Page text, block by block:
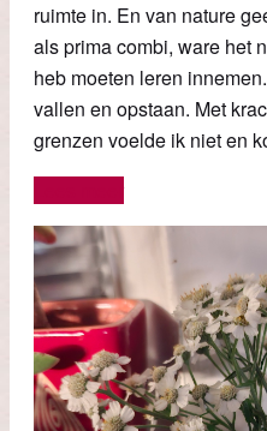
ruimte in. En van nature
als prima combi, ware het
heb moeten leren
vallen en opstaan. Met
grenzen voelde ik niet en